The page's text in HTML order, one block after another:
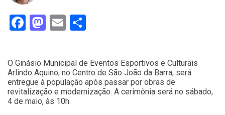
Facebook
Mastodon
Email
O Ginásio Municipal de Eventos Esportivos e Culturais
Arlindo Aquino, no Centro de São João da Barra, será
entregue à população após passar por obras de
revitalização e modernização. A cerimônia será no sábado,
4 de maio, às 10h.